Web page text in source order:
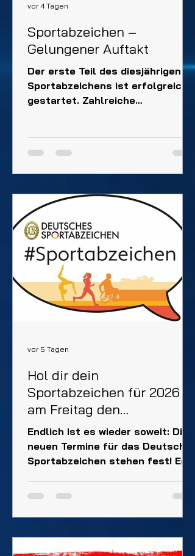
Sportabzeichen –
Gelungener Auftakt
Der erste Teil des diesjährigen
Sportabzeichens ist erfolgreich
gestartet. Zahlreiche
absolviert. Der gelungene
Auftakt macht Lust auf den
Wir wünschen allen weiterhin viel
Erfolg und vor allem viel Spaß
beim Erreichen ihres
Sportabzeichens!
vor 4 Tagen
Hol dir dein
Sportabzeichen für 2026
am Freitag den
11.September 2026
Endlich ist es wieder soweit: Die
neuen Termine für das Deutsche
Sportabzeichen stehen fest! Egal
Sportskanone – jetzt ist die
Fitness unter Beweis zu stellen
und dir dein Abzeichen zu sichern.
Das Training macht nicht nur
vor 5 Tagen